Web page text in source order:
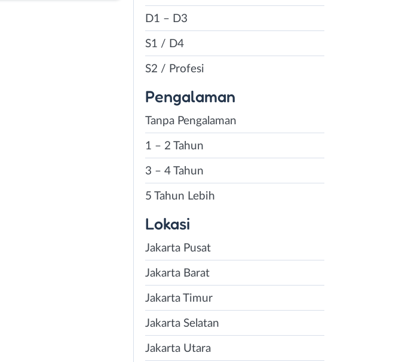
D1 – D3
S1 / D4
S2 / Profesi
Pengalaman
Tanpa Pengalaman
1 – 2 Tahun
3 – 4 Tahun
5 Tahun Lebih
Lokasi
Jakarta Pusat
Jakarta Barat
Jakarta Timur
Jakarta Selatan
Jakarta Utara